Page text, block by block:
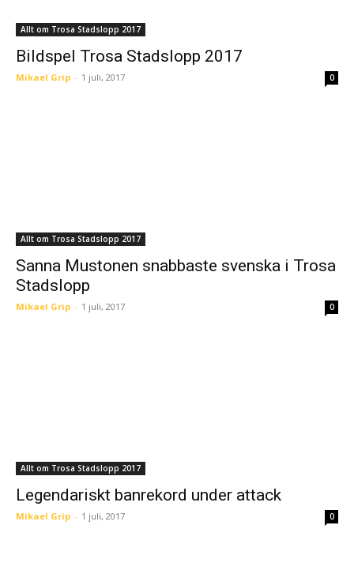
Allt om Trosa Stadslopp 2017
Bildspel Trosa Stadslopp 2017
Mikael Grip - 1 juli, 2017 0
Allt om Trosa Stadslopp 2017
Sanna Mustonen snabbaste svenska i Trosa
Stadslopp
Mikael Grip - 1 juli, 2017 0
Allt om Trosa Stadslopp 2017
Legendariskt banrekord under attack
Mikael Grip - 1 juli, 2017 0